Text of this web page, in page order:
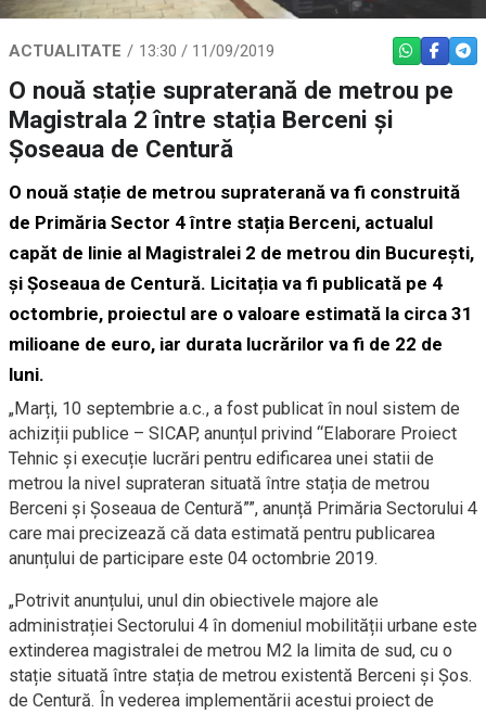
ACTUALITATE 13:30 / 11/09/2019 WHATSAPP
O nouă stație supraterană de metrou pe
Magistrala 2 între stația Berceni și
Șoseaua de Centură
O nouă stație de metrou supraterană va fi construită
de Primăria Sector 4 între stația Berceni, actualul
capăt de linie al Magistralei 2 de metrou din București,
și Șoseaua de Centură. Licitația va fi publicată pe 4
octombrie, proiectul are o valoare estimată la circa 31
milioane de euro, iar durata lucrărilor va fi de 22 de
luni.
„Marți, 10 septembrie a.c., a fost publicat în noul sistem de
achiziții publice – SICAP, anunțul privind “Elaborare Proiect
Tehnic și execuție lucrări pentru edificarea unei statii de
metrou la nivel suprateran situată între stația de metrou
Berceni și Șoseaua de Centură””, anunță Primăria Sectorului 4
care mai precizează că data estimată pentru publicarea
anunțului de participare este 04 octombrie 2019.
„Potrivit anunțului, unul din obiectivele majore ale
administrației Sectorului 4 în domeniul mobilității urbane este
extinderea magistralei de metrou M2 la limita de sud, cu o
stație situată între stația de metrou existentă Berceni și Șos.
de Centură. În vederea implementării acestui proiect de